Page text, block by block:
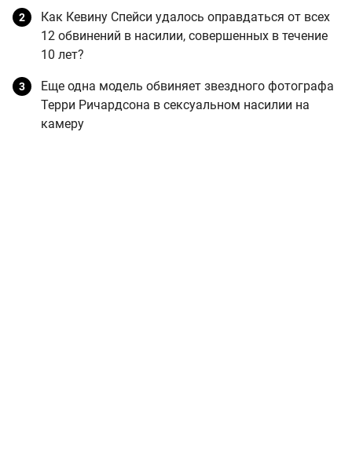
Как Кевину Спейси удалось оправдаться от всех
12 обвинений в насилии, совершенных в течение
10 лет?
Еще одна модель обвиняет звездного фотографа
Терри Ричардсона в сексуальном насилии на
камеру